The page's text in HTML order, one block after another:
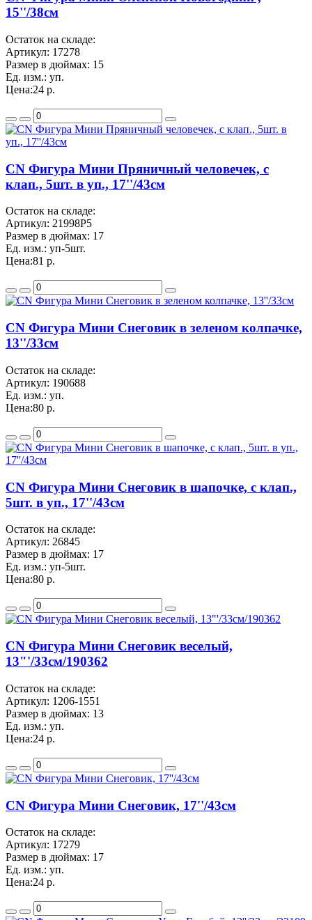
15''/38см
Остаток на складе:
Артикул: 17278
Размер в дюймах: 15
Ед. изм.: уп.
Цена:24 р.
CN Фигура Мини Пряничный человечек, с
клап., 5шт. в уп., 17''/43см
Остаток на складе:
Артикул: 21998P5
Размер в дюймах: 17
Ед. изм.: уп-5шт.
Цена:81 р.
CN Фигура Мини Снеговик в зеленом колпачке,
13''/33см
Остаток на складе:
Артикул: 190688
Ед. изм.: уп.
Цена:80 р.
CN Фигура Мини Снеговик в шапочке, с клап.,
5шт. в уп., 17''/43см
Остаток на складе:
Артикул: 26845
Размер в дюймах: 17
Ед. изм.: уп-5шт.
Цена:80 р.
CN Фигура Мини Снеговик веселый,
13"'/33см/190362
Остаток на складе:
Артикул: 1206-1551
Размер в дюймах: 13
Ед. изм.: уп.
Цена:24 р.
CN Фигура Мини Снеговик, 17''/43см
Остаток на складе:
Артикул: 17279
Размер в дюймах: 17
Ед. изм.: уп.
Цена:24 р.